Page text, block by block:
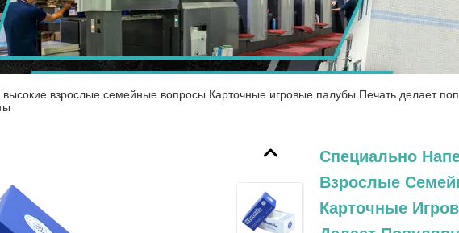
взрослые семейные вопросы Карточные игровые палубы Печать делает
Специально
Взрослые
Карточные